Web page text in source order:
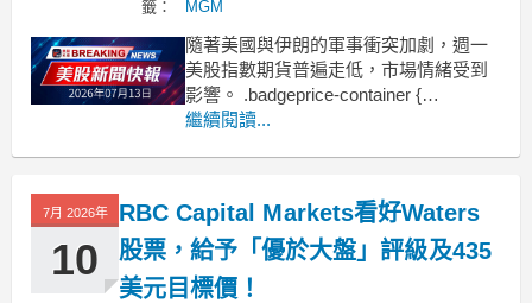
籤：
MGM
隨著美國與伊朗的軍事衝突加劇，週一
美股指數期貨普遍走低，市場情緒受到
影響。 .badgeprice-container {
display: flex !important;
flex-wrap: wr
繼續閱讀...
7月 2026年
10
RBC Capital Markets看好Waters
股票，給予「優於大盤」評級及435
美元目標價！